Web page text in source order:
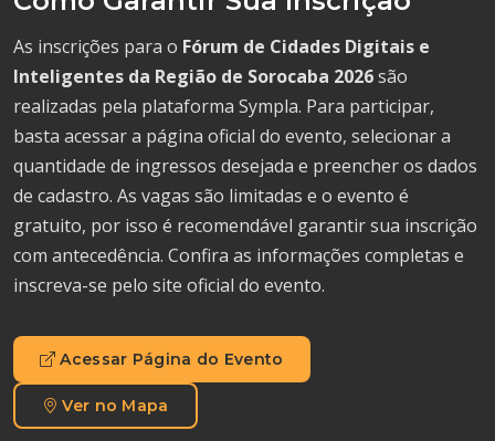
As inscrições para o Fórum de Cidades Digitais e
Inteligentes da Região de Sorocaba 2026são
realizadas pela plataforma Sympla. Para participar,
basta acessar a página oficial do evento, selecionar a
quantidade de ingressos desejada e preencher os dados
de cadastro. As vagas são limitadas e o evento é
gratuito, por isso é recomendável garantir sua inscrição
com antecedência. Confira as informações completas e
inscreva-se pelo site oficial do evento.
Acessar Página do Evento
Ver no Mapa